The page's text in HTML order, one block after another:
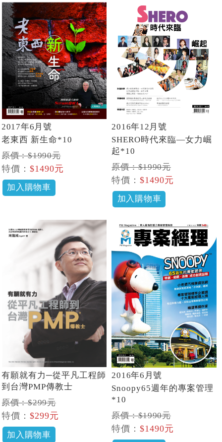
2017年6月號
老東西 新生命*10
原價：$1990元
特價：$1490元
加入購物車
2016年12月號
SHERO時代來臨—女力崛
起*10
原價：$1990元
特價：$1490元
加入購物車
有願就有力─從平凡工程師
到台灣PMP傳教士
原價：$299元
特價：$299元
加入購物車
2016年6月號
Snoopy65週年的專案管理
*10
原價：$1990元
特價：$1490元